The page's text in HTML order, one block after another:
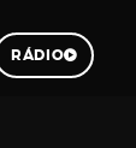
RÁDIO